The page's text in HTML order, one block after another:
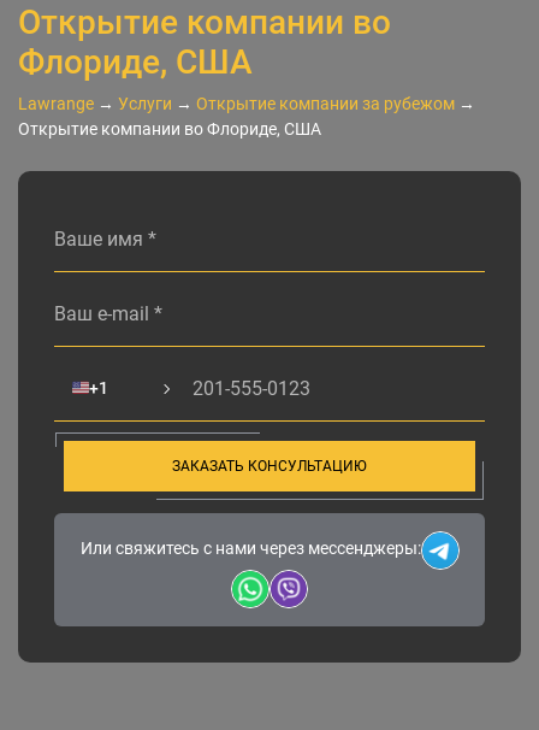
Открытие компании во
Флориде, США
Lawrange → Услуги → Открытие компании за рубежом →
Открытие компании во Флориде, США
🇺🇸+1
ЗАКАЗАТЬ КОНСУЛЬТАЦИЮ
Или свяжитесь с нами через мессенджеры: